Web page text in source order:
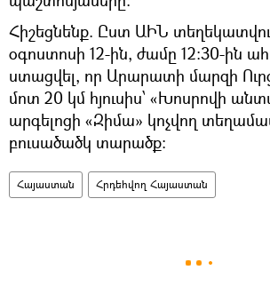
Հիշեցնենք. Ըստ ԱԻՆ
օգոստոսի 12-ին, ժամը 12:30-ին
ստացվել, որ Արարատի մարզի
մոտ 20 կմ հյուսիս՝ «Խոսրովի
արգելոցի «Զիմա» կոչվող
բուսածածկ տարածք:
Հայաստան Հրդեհվող Հայաստան